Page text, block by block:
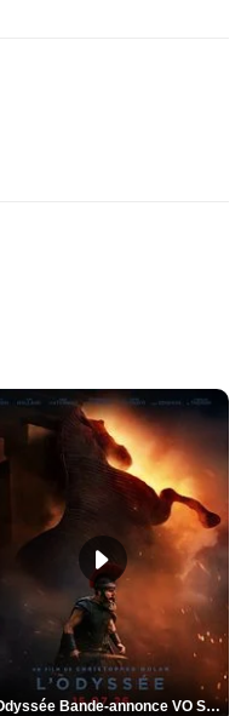
L'Odyssée Bande-annonce VO STFR